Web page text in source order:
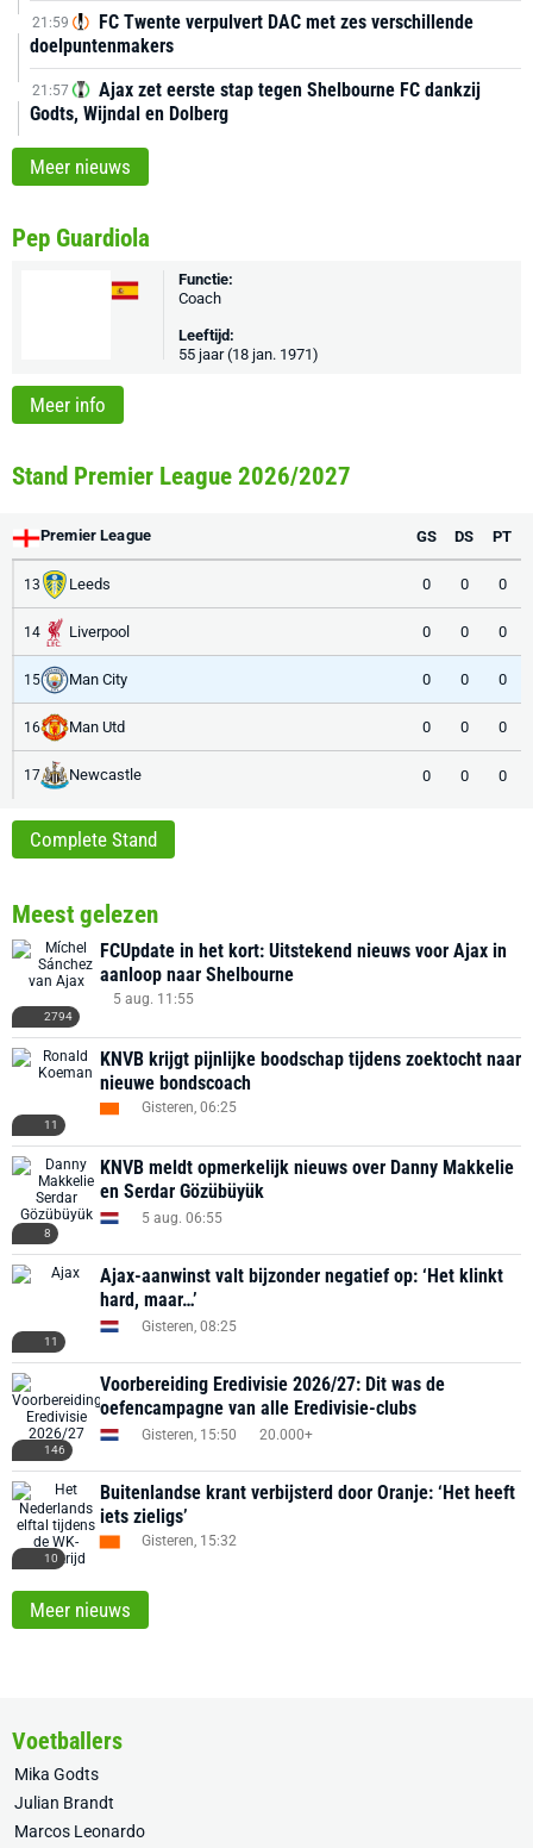
21:59
FC Twente verpulvert DAC met zes verschillende
doelpuntenmakers
21:57
Ajax zet eerste stap tegen Shelbourne FC dankzij
Godts, Wijndal en Dolberg
Meer nieuws
Pep Guardiola
Functie:
Coach
Leeftijd:
55 jaar (18 jan. 1971)
Meer info
Stand Premier League 2026/2027
Premier League GS DS PT
13 Leeds 0 0 0
14 Liverpool 0 0 0
15 Man City 0 0 0
16 Man Utd 0 0 0
17 Newcastle 0 0 0
Complete Stand
Meest gelezen
2794
FCUpdate in het kort: Uitstekend nieuws voor Ajax in
aanloop naar Shelbourne
5 aug. 11:55
11
KNVB krijgt pijnlijke boodschap tijdens zoektocht naar
nieuwe bondscoach
Gisteren, 06:25
8
KNVB meldt opmerkelijk nieuws over Danny Makkelie
en Serdar Gözübüyük
5 aug. 06:55
11
Ajax-aanwinst valt bijzonder negatief op: ‘Het klinkt
hard, maar…’
Gisteren, 08:25
146
Voorbereiding Eredivisie 2026/27: Dit was de
oefencampagne van alle Eredivisie-clubs
Gisteren, 15:50 20.000+
10
Buitenlandse krant verbijsterd door Oranje: ‘Het heeft
iets zieligs’
Gisteren, 15:32
Meer nieuws
Voetballers
Mika Godts
Julian Brandt
Marcos Leonardo